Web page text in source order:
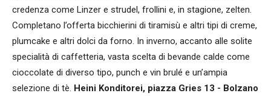
credenza come Linzer e strudel, frollini e, in stagione, zelten.
Completano l’offerta bicchierini di tiramisù e altri tipi di creme,
plumcake e altri dolci da forno. In inverno, accanto alle solite
specialità di caffetteria, vasta scelta di bevande calde come
cioccolate di diverso tipo, punch e vin brulé e un’ampia
selezione di tè. Heini Konditorei, piazza Gries 13 - Bolzano